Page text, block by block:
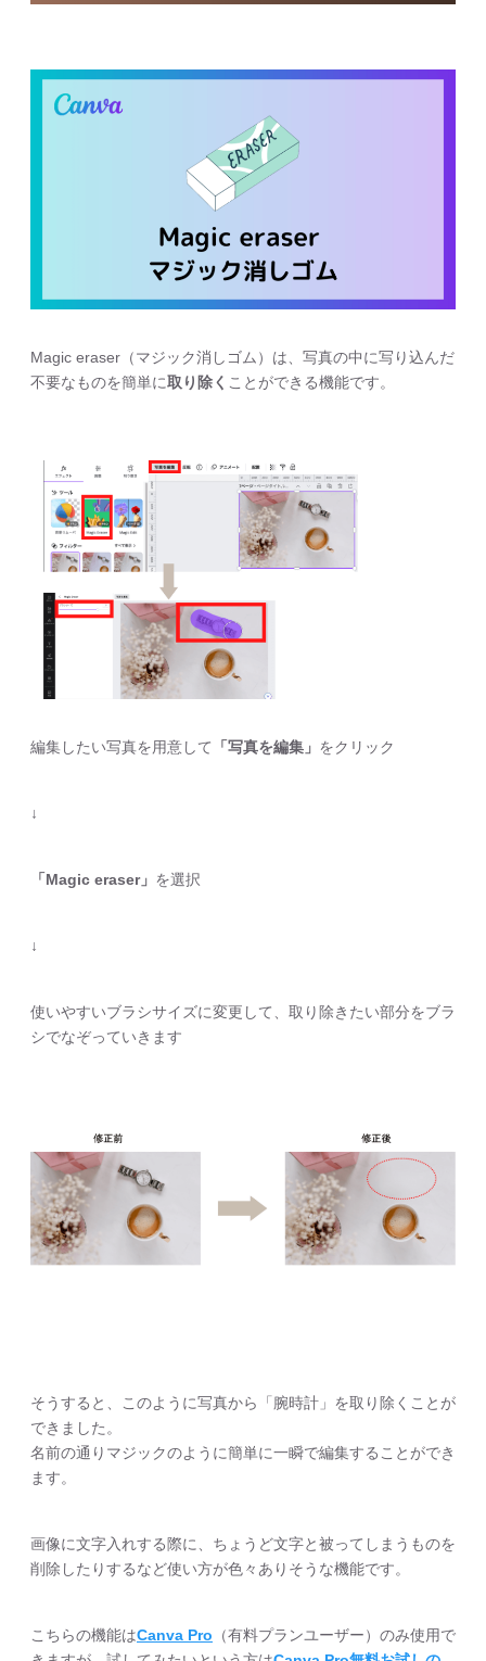
Magic eraser（マジック消しゴム）は、写真の中に写り込んだ
不要なものを簡単に取り除く ことができる機能です。
編集したい写真を用意して 「写真を編集」 をクリック
↓
「Magic eraser」 を選択
↓
使いやすいブラシサイズに変更して、取り除きたい部分をブラ
シでなぞっていきます
そうすると、このように写真から「腕時計」を取り除くことが
できました。
名前の通りマジックのように簡単に一瞬で編集することができ
ます。
画像に文字入れする際に、ちょうど文字と被ってしまうものを
削除したりするなど使い方が色々ありそうな機能です。
こちらの機能はCanva Pro （有料プランユーザー）のみ使用で